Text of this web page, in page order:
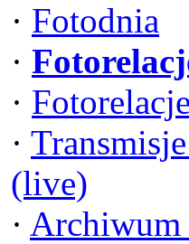
· Fotodnia
·
· Fotorelacje
·
(live)
· Archiwum